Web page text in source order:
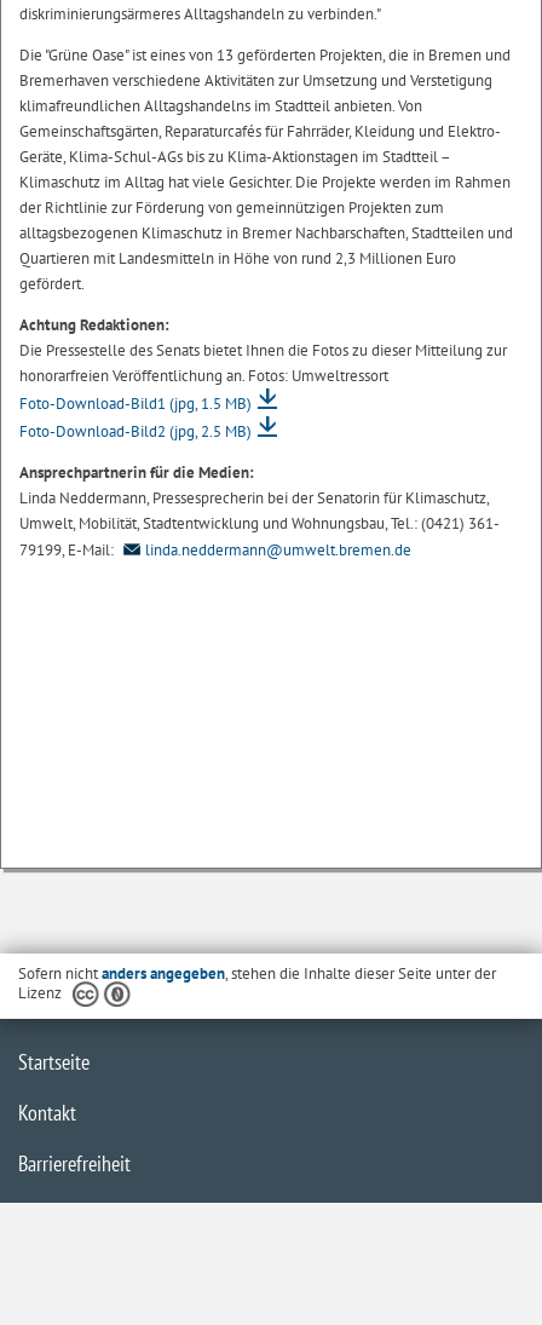
diskriminierungsärmeres Alltagshandeln zu verbinden."
Die "Grüne Oase" ist eines von 13 geförderten Projekten, die in Bremen und
Bremerhaven verschiedene Aktivitäten zur Umsetzung und Verstetigung
klimafreundlichen Alltagshandelns im Stadtteil anbieten. Von
Gemeinschaftsgärten, Reparaturcafés für Fahrräder, Kleidung und Elektro-
Geräte, Klima-Schul-AGs bis zu Klima-Aktionstagen im Stadtteil –
Klimaschutz im Alltag hat viele Gesichter. Die Projekte werden im Rahmen
der Richtlinie zur Förderung von gemeinnützigen Projekten zum
alltagsbezogenen Klimaschutz in Bremer Nachbarschaften, Stadtteilen und
Quartieren mit Landesmitteln in Höhe von rund 2,3 Millionen Euro
gefördert.
Achtung Redaktionen:
Die Pressestelle des Senats bietet Ihnen die Fotos zu dieser Mitteilung zur
honorarfreien Veröffentlichung an. Fotos: Umweltressort
Foto-Download-Bild1 (jpg, 1.5 MB)
Foto-Download-Bild2 (jpg, 2.5 MB)
Ansprechpartnerin für die Medien:
Linda Neddermann, Pressesprecherin bei der Senatorin für Klimaschutz,
Umwelt, Mobilität, Stadtentwicklung und Wohnungsbau, Tel.: (0421) 361-
79199, E-Mail:
linda.neddermann@umwelt.bremen.de
Sofern nichtanders angegeben, stehen die Inhalte dieser Seite unter der
Lizenz
Startseite
Kontakt
Barrierefreiheit